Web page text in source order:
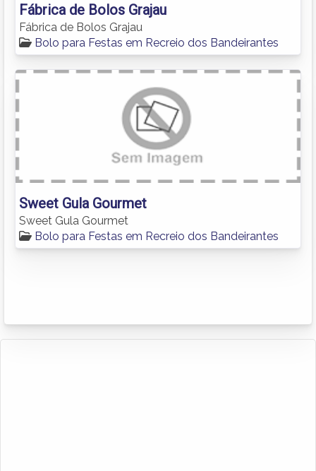
Fábrica de Bolos Grajau
Fábrica de Bolos Grajau
Bolo para Festas em Recreio dos Bandeirantes
Sweet Gula Gourmet
Sweet Gula Gourmet
Bolo para Festas em Recreio dos Bandeirantes